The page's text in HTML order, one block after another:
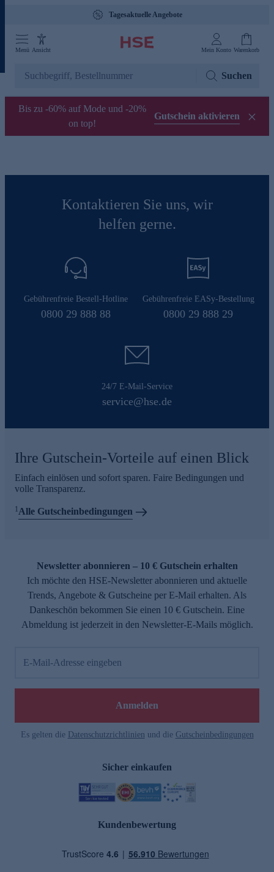
Tagesaktuelle Angebote
Menü Ansicht Mein Konto Warenkorb
Suchen
Bis zu -60% auf Mode und -20%
on top!
Gutschein aktivieren
Kontaktieren Sie uns, wir
helfen gerne.
Gebührenfreie Bestell-Hotline
0800 29 888 88
Gebührenfreie EASy-Bestellung
0800 29 888 29
24/7 E-Mail-Service
service@hse.de
Ihre Gutschein-Vorteile auf einen Blick
Einfach einlösen und sofort sparen. Faire Bedingungen und
volle Transparenz.
1Alle Gutscheinbedingungen
Newsletter abonnieren – 10 € Gutschein erhalten
Ich möchte den HSE-Newsletter abonnieren und aktuelle
Trends, Angebote & Gutscheine per E-Mail erhalten. Als
Dankeschön bekommen Sie einen 10 € Gutschein. Eine
Abmeldung ist jederzeit in den Newsletter-E-Mails möglich.
E-Mail-Adresse eingeben
Anmelden
Es gelten die Datenschutzrichtlinien und die Gutscheinbedingungen
Sicher einkaufen
Kundenbewertung